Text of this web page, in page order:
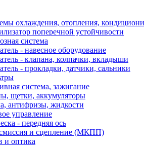
охлаждения, отопления,
поперечной устойчивости
система
- навесное оборудование
- клапана, колпачки, вкладыши
- прокладки, датчики, сальники
система, зажигание
щетки, аккумуляторы
антифризы, жидкости
управление
- передняя ось
и сцепление (МКПП)
и оптика